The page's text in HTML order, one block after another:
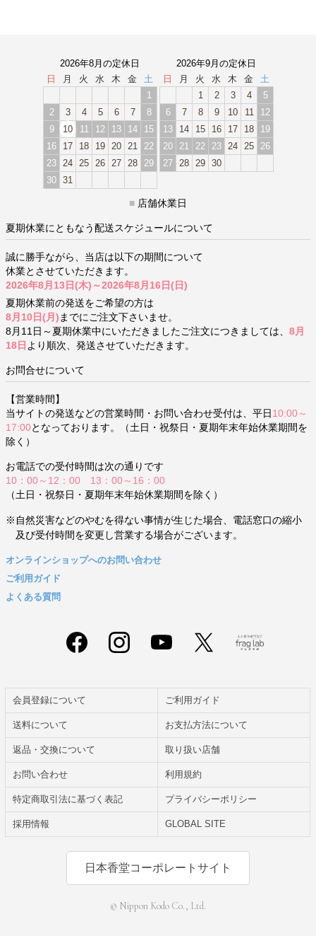
2026年8月の定休日
日
月 火 水 木 金
土
1
2
3 4 5 6 7
8
9
10 11 12 13 14
15
16
17 18 19 20 21
22
23
24 25 26 27 28
29
30 31
2026年9月の定休日
日
月 火 水 木 金
土
1
2 3 4
5
6
7 8 9 10 11
12
13
14 15 16 17 18
19
20
21 22 23 24 25
26
27
28 29 30
■ 店舗休業日
夏期休業にともなう配送スケジュールについて
誠に勝手ながら、当店は以下の期間について
休業とさせていただきます。
2026年8月13日(木)～2026年8月16日(日)
夏期休業前の発送をご希望の方は
8月10日(月) までにご注文下さいませ。
8月11日～夏期休業中にいただきましたご注文につきましては、 8月
18日 より順次、発送させていただきます。
お問合せについて
【営業時間】
当サイトの発送などの営業時間・お問い合わせ受付は、平日 10:00～
17:00となっております。（土日・祝祭日・夏期年末年始休業期間を
除く）
お電話での受付時間は次の通りです
10：00～12：00 13：00～16：00
（土日・祝祭日・夏期年末年始休業期間を除く）
※自然災害などのやむを得ない事情が生じた場合、電話窓口の縮小
及び受付時間を変更し営業する場合がございます。
オンラインショップへのお問い合わせ
ご利用ガイド
よくある質問
会員登録について ご利用ガイド
送料について お支払方法について
返品・交換について 取り扱い店舗
お問い合わせ 利用規約
特定商取引法に基づく表記 プライバシーポリシー
採用情報 GLOBAL SITE
日本香堂コーポレートサイト
© Nippon Kodo Co., Ltd.